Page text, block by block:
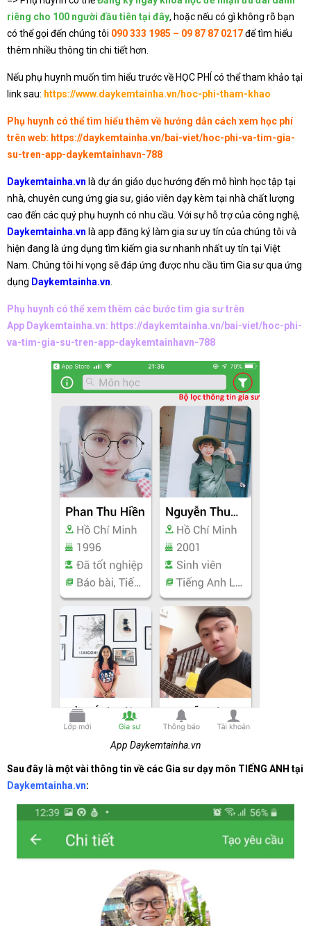
riêng cho 100 người đầu tiên tại đây, hoặc nếu có gì không rõ bạn
có thể gọi đến chúng tôi 090 333 1985 – 09 87 87 0217để tìm hiểu
thêm nhiều thông tin chi tiết hơn.
Nếu phụ huynh muốn tìm hiểu trước về HỌC PHÍ có thể tham khảo tại
link sau: https://www.daykemtainha.vn/hoc-phi-tham-khao
Phụ huynh có thể tìm hiểu thêm về hướng dẫn cách xem học phí
trên web: https://daykemtainha.vn/bai-viet/hoc-phi-va-tim-gia-
su-tren-app-daykemtainhavn-788
Daykemtainha.vn là dự án giáo dục hướng đến mô hình học tập tại
nhà, chuyên cung ứng gia sư, giáo viên dạy kèm tại nhà chất lượng
cao đến các quý phụ huynh có nhu cầu. Với sự hỗ trợ của công nghệ,
Daykemtainha.vn là app đăng ký làm gia sư uy tín của chúng tôi và
hiện đang là ứng dụng tìm kiếm gia sư nhanh nhất uy tín tại Việt
Nam. Chúng tôi hi vọng sẽ đáp ứng được nhu cầu tìm Gia sư qua ứng
dụng Daykemtainha.vn
Phụ huynh có thể xem thêm các bước tìm gia sư trên
App Daykemtainha.vn: https://daykemtainha.vn/bai-viet/hoc-phi-
va-tim-gia-su-tren-app-daykemtainhavn-788
App Daykemtainha.vn
Sau đây là một vài thông tin về các Gia sư dạy môn TIẾNG ANH tại
Daykemtainha.vn: